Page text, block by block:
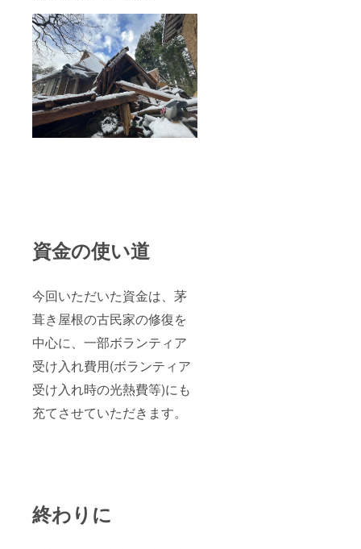
資金の使い道
今回いただいた資金は、茅
葺き屋根の古民家の修復を
中心に、一部ボランティア
受け入れ費用(ボランティア
受け入れ時の光熱費等)にも
充てさせていただきます。
終わりに